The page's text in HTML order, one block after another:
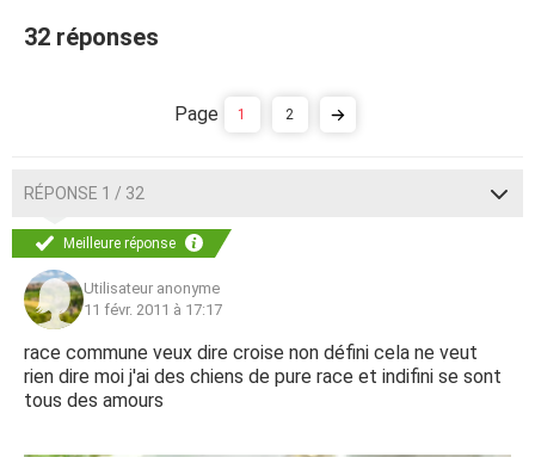
32 réponses
1 2
RÉPONSE 1 / 32
Meilleure réponse
Utilisateur anonyme
11 févr. 2011 à 17:17
race commune veux dire croise non défini cela ne veut
rien dire moi j'ai des chiens de pure race et indifini se sont
tous des amours